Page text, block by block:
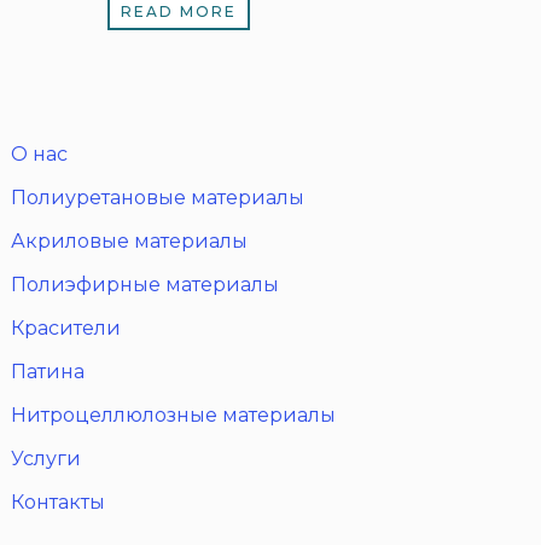
О нас
Полиуретановые материалы
Акриловые материалы
Полиэфирные материалы
Красители
Патина
Нитроцеллюлозные материалы
Услуги
Контакты
READ MORE